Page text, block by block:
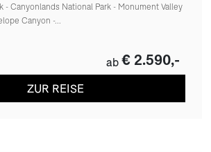
- Canyonlands National Park - Monument Valley
Canyon -...
ab € 2.590,-
ZUR REISE